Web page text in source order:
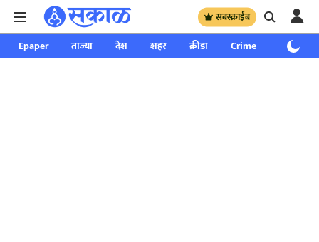
सबस्क्राईब
Epaper ताज्या देश शहर क्रीडा Crime साप्ताहिक